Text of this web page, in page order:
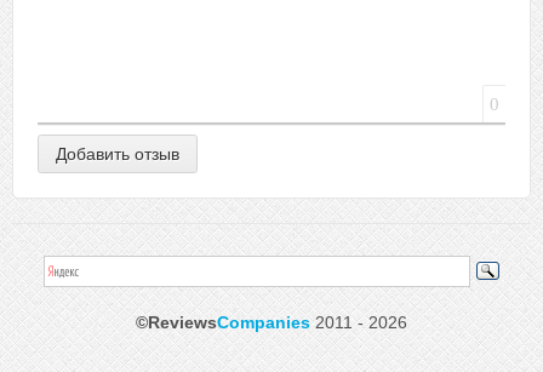
0
©ReviewsCompanies2011 - 2026